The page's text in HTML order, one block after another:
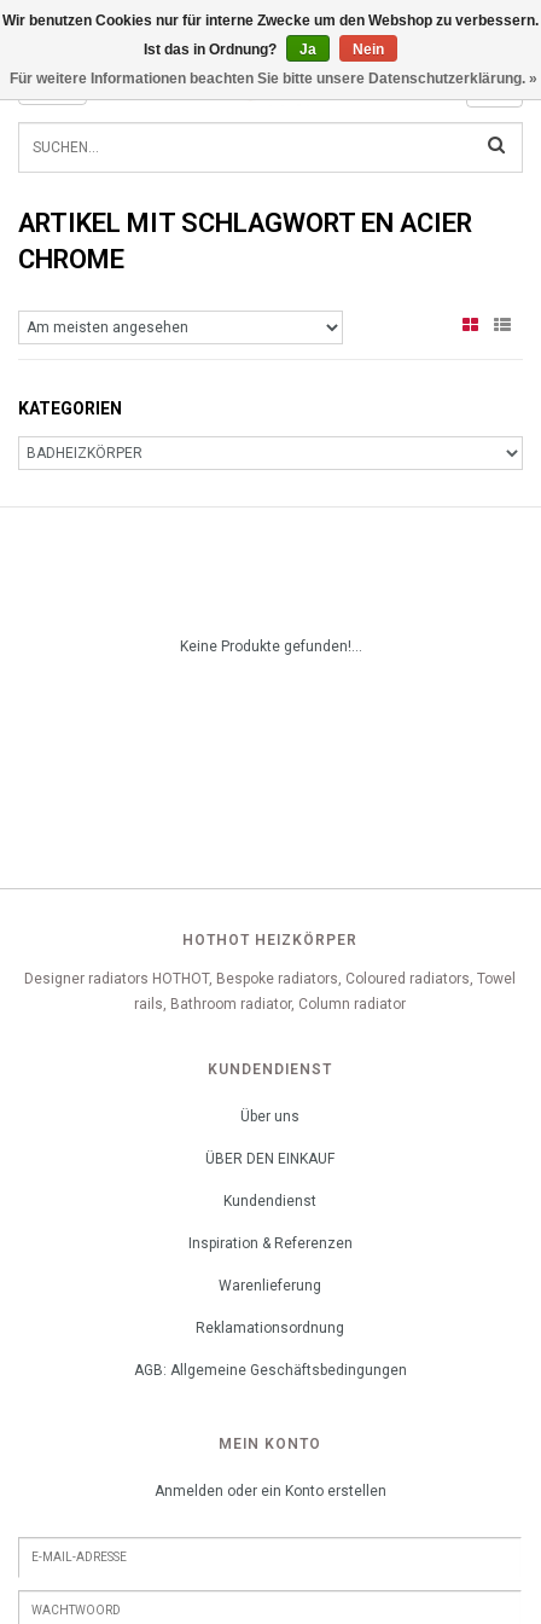
INFO@RADIATORS.SHOP
MENU
ARTIKEL MIT SCHLAGWORT EN ACIER
CHROME
KATEGORIEN
Keine Produkte gefunden!...
HOTHOT HEIZKÖRPER
Designer radiators HOTHOT, Bespoke radiators, Coloured radiators, Towel
rails, Bathroom radiator, Column radiator
KUNDENDIENST
Über uns
ÜBER DEN EINKAUF
Kundendienst
Inspiration & Referenzen
Warenlieferung
Reklamationsordnung
AGB: Allgemeine Geschäftsbedingungen
MEIN KONTO
Anmelden oder ein Konto erstellen
Wir benutzen Cookies nur für interne Zwecke um den Webshop zu verbessern.
Ist das in Ordnung?
Ja
Nein
Für weitere Informationen beachten Sie bitte unsere Datenschutzerklärung. »